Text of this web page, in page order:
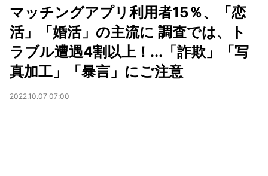
マッチングアプリ利用者15％、「恋
活」「婚活」の主流に 調査では、ト
ラブル遭遇4割以上！...「詐欺」「写
真加工」「暴言」にご注意
2022.10.07 07:00